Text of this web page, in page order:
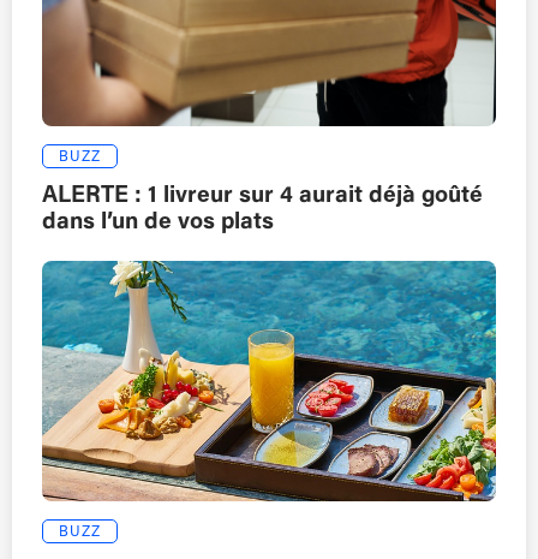
BUZZ
ALERTE : 1 livreur sur 4 aurait déjà goûté
dans l’un de vos plats
BUZZ